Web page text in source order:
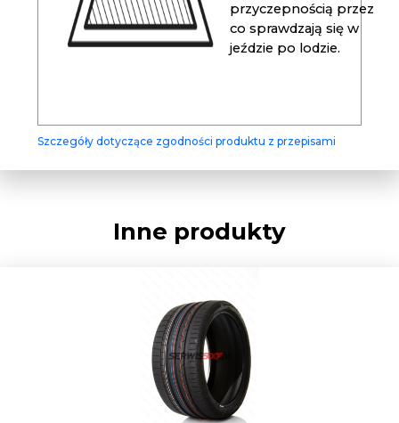
przyczepnością przez
co sprawdzają się w
jeździe po lodzie.
Szczegóły dotyczące zgodności produktu z przepisami
Inne produkty